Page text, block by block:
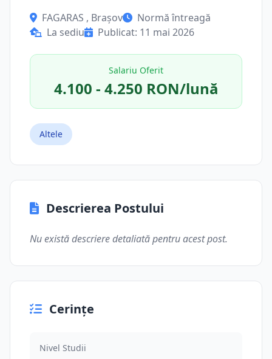
FAGARAS , Brașov
Normă întreagă
La sediu
Publicat: 11 mai 2026
Salariu Oferit
4.100 - 4.250 RON/lună
Altele
Descrierea Postului
Nu există descriere detaliată pentru acest post.
Cerințe
Nivel Studii